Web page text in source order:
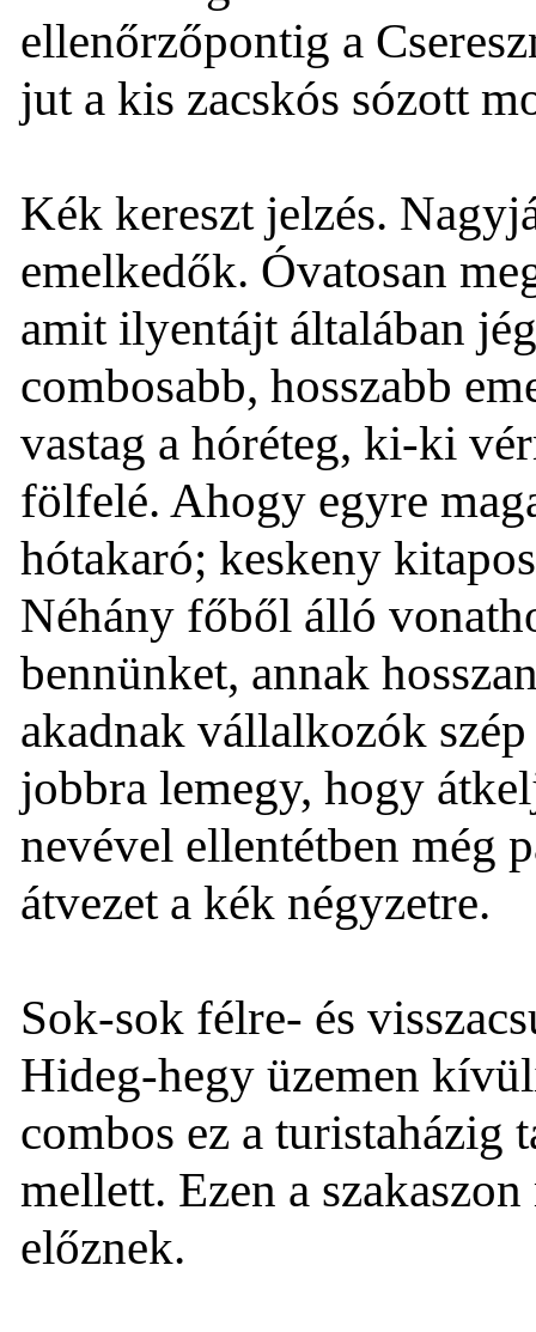
ellenőrzőpontig a
jut a kis zacskós sózott
Kék kereszt jelzés.
emelkedők. Óvatosan
amit ilyentájt általában
combosabb, hosszabb
vastag a hóréteg, ki-ki
fölfelé. Ahogy egyre
hótakaró; keskeny
Néhány főből álló
bennünket, annak
akadnak vállalkozók
jobbra lemegy, hogy
nevével ellentétben még
átvezet a kék négyzetre.
Sok-sok félre- és
Hideg-hegy üzemen
combos ez a
mellett. Ezen a
előznek.